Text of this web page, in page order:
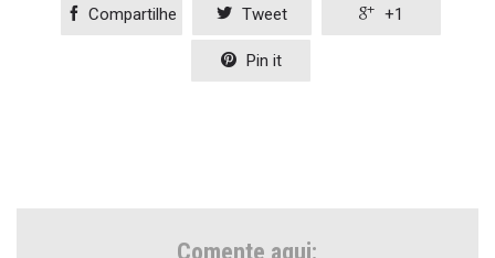
 Compartilhe  Tweet  +1
 Pin it
Comente aqui: